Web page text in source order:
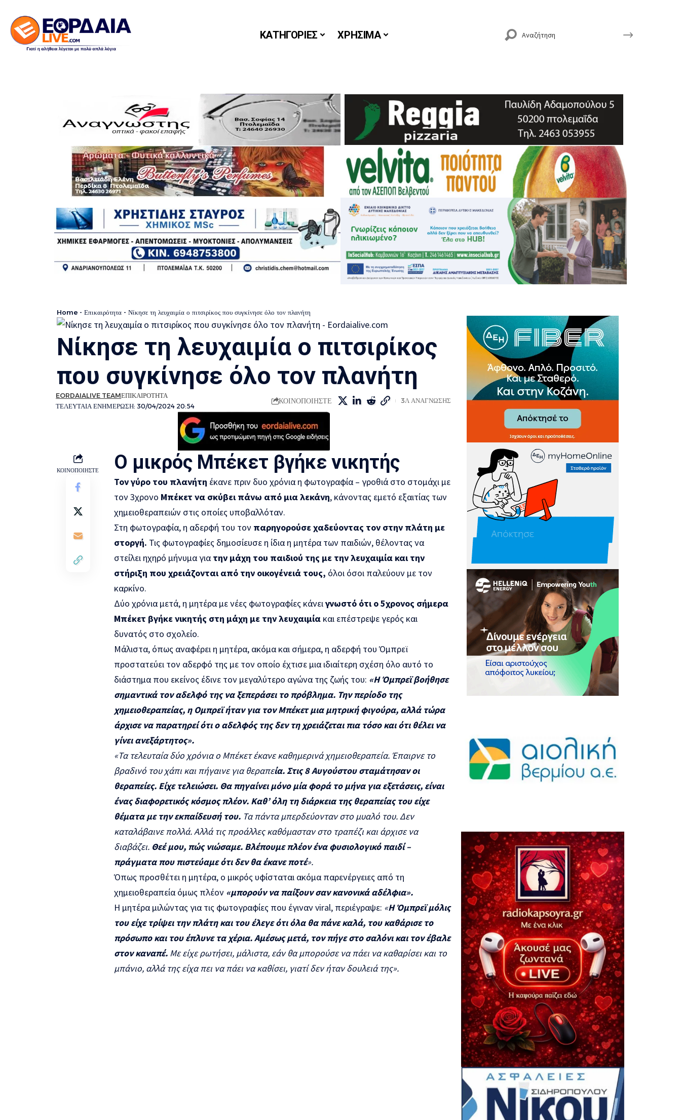
ΚΑΤΗΓΟΡΙΕΣ ΧΡΗΣΙΜΑ
Home - Επικαιρότητα - Νίκησε τη λευχαιμία ο πιτσιρίκος που συγκίνησε όλο τον πλανήτη
Νίκησε τη λευχαιμία ο πιτσιρίκος
που συγκίνησε όλο τον πλανήτη
ΤΕΛΕΥΤΑΙΑ ΕΝΗΜΕΡΩΣΗ: 30/04/2024 20:54
EORDAIALIVE TEAMΕΠΙΚΑΙΡΟΤΗΤΑ
ΚΟΙΝΟΠΟΙΗΣΤΕ 3Λ ΑΝΑΓΝΩΣΗΣ
ΚΟΙΝΟΠΟΙΗΣΤΕ Ο μικρός Μπέκετ βγήκε νικητής
Τον γύρο του πλανήτη έκανε πριν δυο χρόνια η φωτογραφία – γροθιά στο στομάχι με
τον 3χρονο Μπέκετ να σκύβει πάνω από μια λεκάνη, κάνοντας εμετό εξαιτίας των
χημειοθεραπειών στις οποίες υποβαλλόταν.
Στη φωτογραφία, η αδερφή του τον παρηγορούσε χαδεύοντας τον στην πλάτη με
στοργή. Τις φωτογραφίες δημοσίευσε η ίδια η μητέρα των παιδιών, θέλοντας να
στείλει ηχηρό μήνυμα γιατην μάχη του παιδιού της με την λευχαιμία και την
στήριξη που χρειάζονται από την οικογένειά τους, όλοι όσοι παλεύουν με τον
καρκίνο.
Δύο χρόνια μετά, η μητέρα με νέες φωτογραφίες κάνειγνωστό ότι ο 5χρονος σήμερα
Μπέκετ βγήκε νικητής στη μάχη με την λευχαιμία και επέστρεψε γερός και
δυνατός στο σχολείο.
Μάλιστα, όπως αναφέρει η μητέρα, ακόμα και σήμερα, η αδερφή του Όμπρεϊ
προστατεύει τον αδερφό της με τον οποίο έχτισε μια ιδιαίτερη σχέση όλο αυτό το
διάστημα που εκείνος έδινε τον μεγαλύτερο αγώνα της ζωής του: «Η Όμπρεϊ βοήθησε
σημαντικά τον αδελφό της να ξεπεράσει το πρόβλημα. Την περίοδο της
χημειοθεραπείας, η Ομπρεϊ ήταν για τον Μπέκετ μια μητρική φιγούρα, αλλά τώρα
άρχισε να παρατηρεί ότι ο αδελφός της δεν τη χρειάζεται πια τόσο και ότι θέλει να
γίνει ανεξάρτητος».
«Τα τελευταία δύο χρόνια ο Μπέκετ έκανε καθημερινά χημειοθεραπεία. Έπαιρνε το
βραδινό του χάπι και πήγαινε για θεραπεία. Στις 8 Αυγούστου σταμάτησαν οι
θεραπείες. Είχε τελειώσει. Θα πηγαίνει μόνο μία φορά το μήνα για εξετάσεις, είναι
ένας διαφορετικός κόσμος πλέον. Καθ’ όλη τη διάρκεια της θεραπείας του είχε
θέματα με την εκπαίδευσή του. Τα πάντα μπερδεύονταν στο μυαλό του. Δεν
καταλάβαινε πολλά. Αλλά τις προάλλες καθόμασταν στο τραπέζι και άρχισε να
διαβάζει. Θεέ μου, πώς νιώσαμε. Βλέπουμε πλέον ένα φυσιολογικό παιδί –
πράγματα που πιστεύαμε ότι δεν θα έκανε ποτέ».
Όπως προσθέτει η μητέρα, ο μικρός υφίσταται ακόμα παρενέργειες από τη
χημειοθεραπεία όμως πλέον «μπορούν να παίξουν σαν κανονικά αδέλφια».
Η μητέρα μιλώντας για τις φωτογραφίες που έγιναν viral, περιέγραψε: «Η Όμπρεϊ μόλις
του είχε τρίψει την πλάτη και του έλεγε ότι όλα θα πάνε καλά, του καθάρισε το
πρόσωπο και του έπλυνε τα χέρια. Αμέσως μετά, τον πήγε στο σαλόνι και τον έβαλε
στον καναπέ. Με είχε ρωτήσει, μάλιστα, εάν θα μπορούσε να πάει να καθαρίσει και το
μπάνιο, αλλά της είχα πει να πάει να καθίσει, γιατί δεν ήταν δουλειά της».